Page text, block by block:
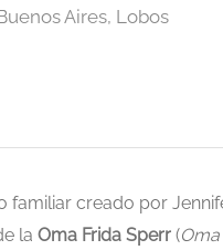
Aires, Lobos
familiar creado por
la Oma Frida Sperr (Oma